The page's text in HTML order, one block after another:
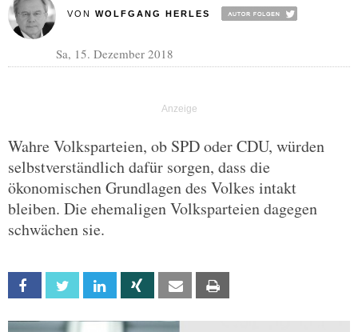
VON WOLFGANG HERLES
Sa, 15. Dezember 2018
Wahre Volksparteien, ob SPD oder CDU, würden
selbstverständlich dafür sorgen, dass die
ökonomischen Grundlagen des Volkes intakt
bleiben. Die ehemaligen Volksparteien dagegen
schwächen sie.
Facebook Twitter Linkedin Xing Email